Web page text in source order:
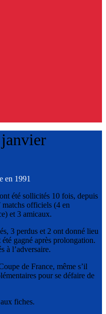
en 1991
été sollicités 10 fois, depuis
officiels (4 en
et 3 amicaux.
3 perdus et 2 ont donné lieu
gagné après prolongation.
à l’adversaire.
de France, même s’il
pour se défaire de
fiches.